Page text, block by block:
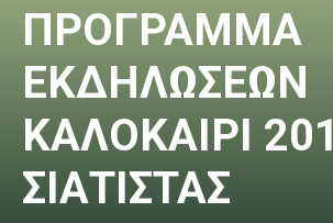
ΠΡΟΓΡΑΜΜΑ
ΕΚΔΗΛΩΣΕΩΝ
ΚΑΛΟΚΑΙΡΙ
ΣΙΑΤΙΣΤΑΣ